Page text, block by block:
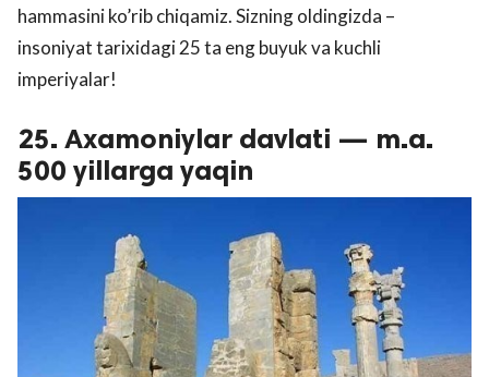
hammasini ko’rib chiqamiz. Sizning oldingizda –
insoniyat tarixidagi 25 ta eng buyuk va kuchli
imperiyalar!
25. Axamoniylar davlati — m.a.
500 yillarga yaqin